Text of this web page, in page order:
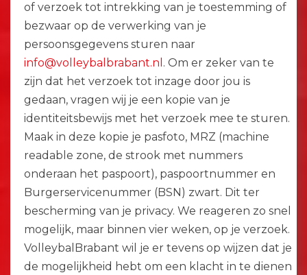
of verzoek tot intrekking van je toestemming of
bezwaar op de verwerking van je
persoonsgegevens sturen naar
info@volleybalbrabant.nl . Om er zeker van te
zijn dat het verzoek tot inzage door jou is
gedaan, vragen wij je een kopie van je
identiteitsbewijs met het verzoek mee te sturen.
Maak in deze kopie je pasfoto, MRZ (machine
readable zone, de strook met nummers
onderaan het paspoort), paspoortnummer en
Burgerservicenummer (BSN) zwart. Dit ter
bescherming van je privacy. We reageren zo snel
mogelijk, maar binnen vier weken, op je verzoek.
VolleybalBrabant wil je er tevens op wijzen dat je
de mogelijkheid hebt om een klacht in te dienen